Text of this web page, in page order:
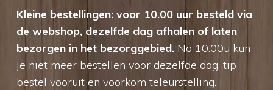
Kleine bestellingen: voor 10.00 uur besteld via
de webshop, dezelfde dag afhalen of laten
bezorgen in het bezorggebied.Na 10.00u kun
je niet meer bestellen voor dezelfde dag, tip
bestel vooruit en voorkom teleurstelling.